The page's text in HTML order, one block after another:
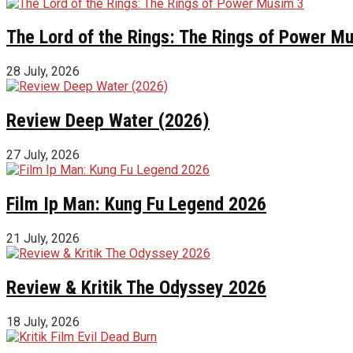
The Lord of the Rings: The Rings of Power
28 July, 2026
Review Deep Water (2026)
27 July, 2026
Film Ip Man: Kung Fu Legend 2026
21 July, 2026
Review & Kritik The Odyssey 2026
18 July, 2026